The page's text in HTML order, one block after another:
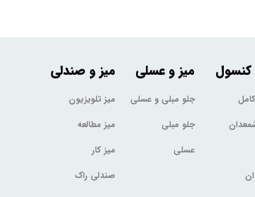
میز و صندلی
میز تلویزیون
میز مطالعه
میز کار
صندلی راک
میز و عسلی
جلو مبلی و عسلی
جلو مبلی
عسلی
کنسول